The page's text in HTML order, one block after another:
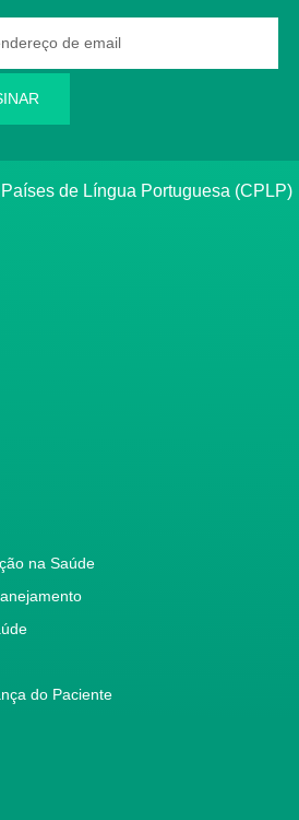
de Língua Portuguesa (CPLP)
na Saúde
do Paciente